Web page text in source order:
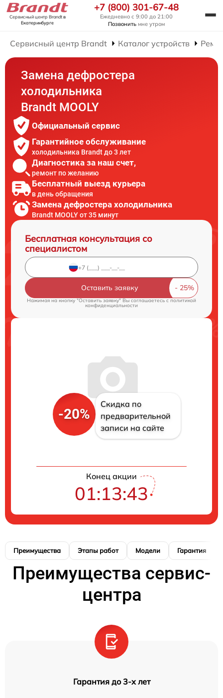
Сервисный центр Brandtв
Екатеринбурге
+7 (800) 301-67-48
Ежедневно с 9:00 до 21:00
Позвонить мне утром
Сервисный центр Brandt Каталог устройств
Замена дефростера
холодильника
Brandt MOOLY
Официальный сервис
Гарантийное обслуживание
холодильника Brandt до 3 лет
Диагностика за наш счет,
ремонт по желанию
Бесплатный выезд курьера
в день обращения
Замена дефростера холодильника
Brandt MOOLY от 35 минут
Бесплатная консультация со
специалистом
Оставить заявку
Нажимая на кнопку "Оставить заявку" Вы соглашаетесь cполитикой
конфиденциальности
-20%
Скидка по
предварительной
записи на сайте
Конец акции
01:13:42
Преимущества Этапы работ Модели Гарантия
Преимущества сервис-
центра
Гарантия до 3-х лет